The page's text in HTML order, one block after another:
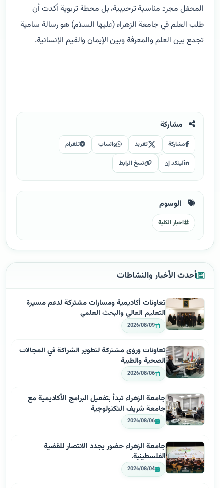
المحفل مجرد مناسبة ترحيبية، بل محطة تربوية أكدت أن
طلب العلم في جامعة الزهراء (عليها السلام) هو رسالة سامية
تجمع بين العلم والمعرفة وبين الإيمان والقيم الإنسانية.
مشاركة
مشاركة تغريد واتساب تلغرام
لينكد إن نسخ الرابط
الوسوم
اخبار الكلية
أحدث الأخبار والنشاطات
تعاونات أكاديمية ومسارات مشتركة لدعم مسيرة
التعليم العالي والبحث العلمي
2026/08/09
تعاونات ورؤى مشتركة لتطوير الشراكة في المجالات
الصحية والطبية
2026/08/06
جامعة الزهراء تبدأ بتفعيل البرامج الأكاديمية مع
جامعة شريف التكنولوجية
2026/08/06
جامعة الزهراء حضور يجدد الانتصار للقضية
الفلسطينية.
2026/08/04